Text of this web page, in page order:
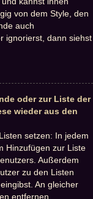
von dem Style, den
auch
ignorierst, dann siehst
oder zur Liste der
wieder aus den
setzen: In jedem
Hinzufügen zur Liste
Außerdem
zu den Listen
An gleicher
entfernen.